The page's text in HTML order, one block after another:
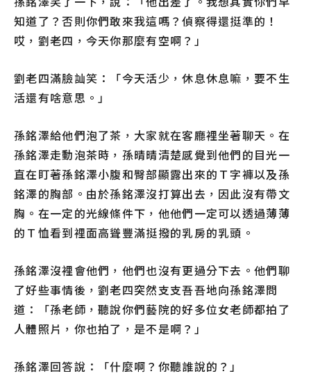
知道了？否則你們敢來我這嗎？偵察得還挺準的！
哎，劉老四，今天你那麼有空啊？」
劉老四滿臉訕笑：「今天活少，休息休息嘛，要不生
活還有啥意思。」
孫銘澤給他們泡了茶，大家就在客廳裡坐著聊天。在
孫銘澤走動泡茶時，孫晴晴清楚感覺到他們的目光一
直在盯著孫銘澤小腹和臀部顯露出來的Ｔ字褲以及孫
銘澤的胸部。由於孫銘澤沒打算出去，因此沒有帶文
胸。在一定的光線條件下，他他們一定可以透過薄薄
的Ｔ恤看到裡面高聳豐滿挺撥的乳房的乳頭。
孫銘澤沒裡會他們，他們也沒有更過分下去。他們聊
了好些事情後，劉老四突然支支吾吾地向孫銘澤問
道：「孫老師，聽說你們藝院的好多位女老師都拍了
人體照片，你也拍了，是不是啊？」
孫銘澤回答說：「什麼啊？你聽誰說的？」